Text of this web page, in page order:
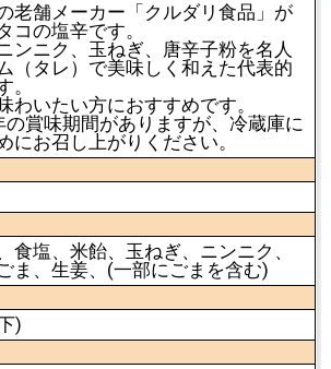
老舗メーカー「クルダリ食品」が
コの塩辛です。
ンニク、玉ねぎ、唐辛子粉を名人
（タレ）で美味しく和えた代表的
。
わいたい方におすすめです。
賞味期間がありますが、冷蔵庫に
にお召し上がりください。
食塩、米飴、玉ねぎ、ニンニク、
ま、生姜、(一部にごまを含む)
)